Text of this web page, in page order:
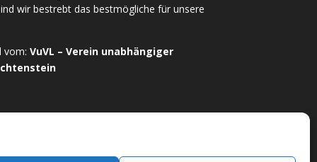
wir bestrebt das bestmögliche für unsere
vom: VuVL – Verein unabhängiger